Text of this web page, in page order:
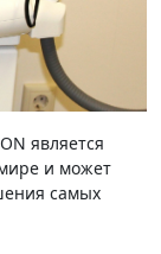
является
и может
самых